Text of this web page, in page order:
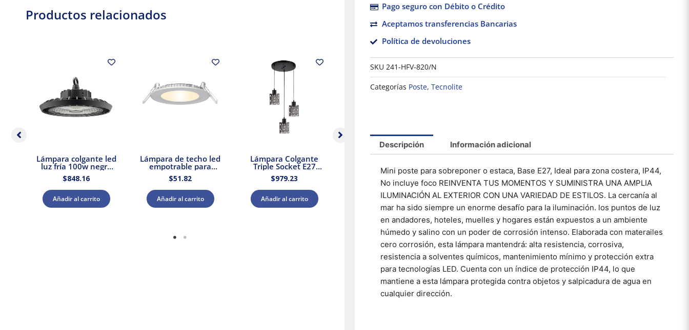
Productos relacionados
Lámpara colgante led
luz fría 100w negro
Tecnolite
$848.16
Añadir al carrito
Lámpara de techo led
empotrable para
interior luz cálida 9w
Tecnolite
$51.82
Añadir al carrito
Lámpara Colgante
Triple Socket E27
25.5W Negro Aurora II
Tecnolite
$979.23
Añadir al carrito
triple E27 25.5W
Cristal Negro/Dorado
Tecnolite
2,379.88
Añadir al carrito
Fluorescentes 20W
Luz Negra Base E27
Tecnolite
$ 329.21
Añadir al carrito
luz fría 100w negro
Tecnolite
$848.16
Añadir al carrito
Pago seguro con Débito o Crédito
Aceptamos transferencias Bancarias
Política de devoluciones
SKU 241-HFV-820/N
Categorías Poste, Tecnolite
Descripción Información adicional
Mini poste para sobreponer o estaca, Base E27, Ideal para zona costera, IP44,
No incluye foco REINVENTA TUS MOMENTOS Y SUMINISTRA UNA AMPLIA
ILUMINACIÓN AL EXTERIOR CON UNA VARIEDAD DE ESTILOS. La cercanía al
mar ha sido siempre un enorme desafío para la iluminación. los puntos de luz
en andadores, hoteles, muelles y hogares están expuestos a un ambiente
húmedo y salino con un poder de corrosión intenso. Elaborada con materailes
cero corrosión, esta lámpara mantendrá: alta resistencia, corrosiva,
resistencia a solventes químicos, mantenimiento mínimo y protección extra
para tecnologías LED. Cuenta con un índice de protección IP44, lo que
mantiene a esta lámpara protegida contra objetos y salpicadura de agua en
cualquier dirección.